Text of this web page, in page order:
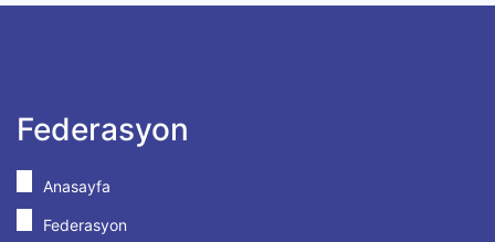
Federasyon
Anasayfa
Federasyon